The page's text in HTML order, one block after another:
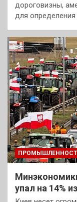
дороговизны,
для
упал на 14%